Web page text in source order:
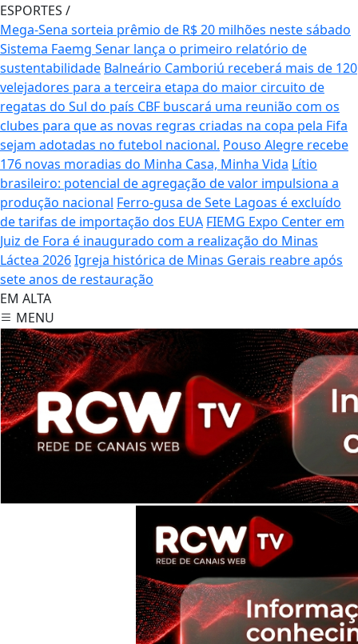
ESPORTES /
Mega-Sena sorteia prêmio de R$ 20 milhões neste sábado
Sistema Faemg Senar lança o primeiro relatório de
sustentabilidade Balneário Camboriú receberá mais de 120
velejadores para a terceira etapa do maior circuito de
regatas do Sul do país CBF buscará uma reunião com os
clubes para que as novas regras criadas na copa pela Fifa
sejam adotadas no futebol nacional. Pouso Alegre recebe
176 novas moradias do Minha Casa, Minha Vida Lítio
brasileiro: potencial de agregação de valor impulsiona a
produção nacional Ferro-gusa de Sete Lagoas é excluído
de tarifas de importação dos EUA FIEMG Expo Center em
Juiz de Fora é inaugurado com a realização do Minas
Láctea 2026Igreja histórica de Minas Gerais reabre após
sete anos de restauração
EM ALTA
MENU